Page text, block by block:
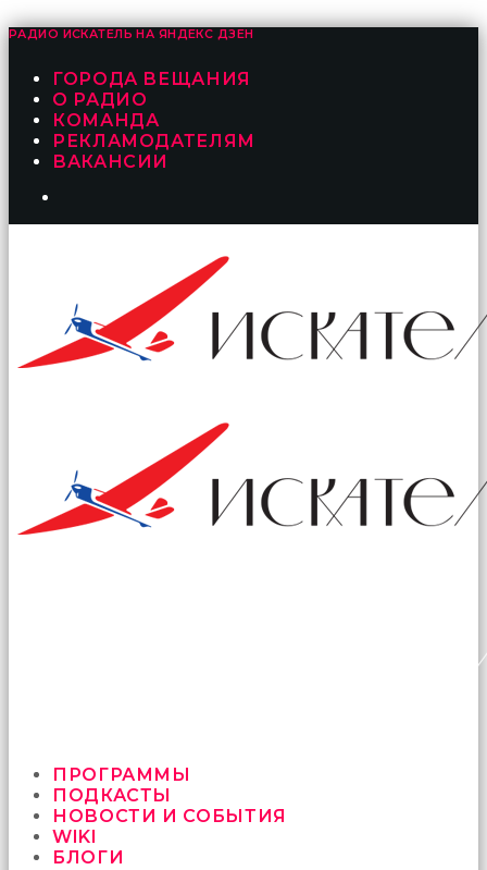
РАДИО ИСКАТЕЛЬ НА ЯНДЕКС ДЗЕН
ГОРОДА ВЕЩАНИЯ
О РАДИО
КОМАНДА
РЕКЛАМОДАТЕЛЯМ
ВАКАНСИИ
ПРОГРАММЫ
ПОДКАСТЫ
НОВОСТИ И СОБЫТИЯ
WIKI
БЛОГИ